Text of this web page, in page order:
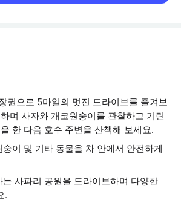
권으로 5마일의 멋진 드라이브를 즐겨보
며 사자와 개코원숭이를 관찰하고 기린
한 다음 호수 주변을 산책해 보세요.
이 및 기타 동물을 차 안에서 안전하게
사파리 공원을 드라이브하며 다양한
.